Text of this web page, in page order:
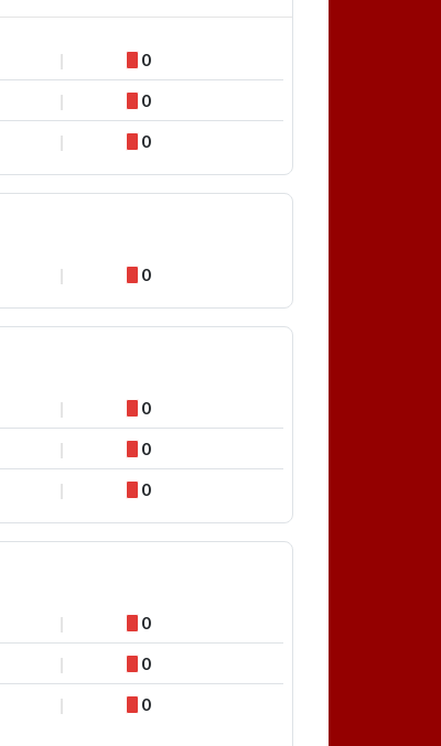
0
0
0
0
0
0
0
0
0
0